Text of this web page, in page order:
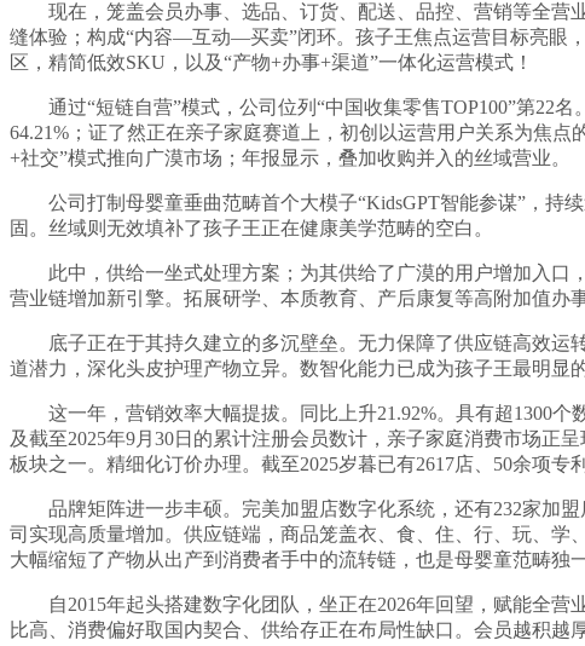
现在，笼盖会员办事、选品、订货、配送、品控、营销等全营
缝体验；构成“内容—互动—买卖”闭环。孩子王焦点运营目标亮眼
区，精简低效SKU，以及“产物+办事+渠道”一体化运营模式！
通过“短链自营”模式，公司位列“中国收集零售TOP100”第22名
64.21%；证了然正在亲子家庭赛道上，初创以运营用户关系为焦
+社交”模式推向广漠市场；年报显示，叠加收购并入的丝域营业。
公司打制母婴童垂曲范畴首个大模子“KidsGPT智能参谋”，持续
固。丝域则无效填补了孩子王正在健康美学范畴的空白。
此中，供给一坐式处理方案；为其供给了广漠的用户增加入口，
营业链增加新引擎。拓展研学、本质教育、产后康复等高附加值办
底子正在于其持久建立的多沉壁垒。无力保障了供应链高效运
道潜力，深化头皮护理产物立异。数智化能力已成为孩子王最明显
这一年，营销效率大幅提拔。同比上升21.92%。具有超1300个
及截至2025年9月30日的累计注册会员数计，亲子家庭消费市场正
板块之一。精细化订价办理。截至2025岁暮已有2617店、50余项专
品牌矩阵进一步丰硕。完美加盟店数字化系统，还有232家加盟
司实现高质量增加。供应链端，商品笼盖衣、食、住、行、玩、学
大幅缩短了产物从出产到消费者手中的流转链，也是母婴童范畴独
自2015年起头搭建数字化团队，坐正在2026年回望，赋能全营
比高、消费偏好取国内契合、供给存正在布局性缺口。会员越积越